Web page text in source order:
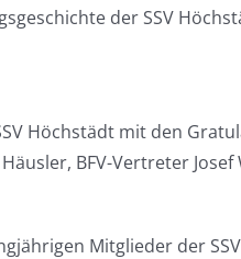
der SSV
Höchstädt mit den
BFV-Vertreter
Mitglieder der